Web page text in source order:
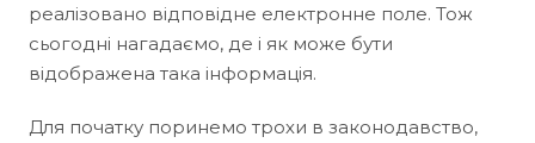
реалізовано відповідне електронне поле. Тож
сьогодні нагадаємо, де і як може бути
відображена така інформація.
Для початку поринемо трохи в законодавство,